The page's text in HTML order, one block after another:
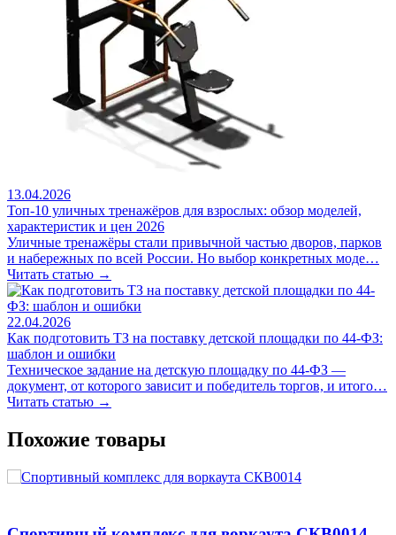
13.04.2026
Топ-10 уличных тренажёров для взрослых: обзор моделей,
характеристик и цен 2026
Уличные тренажёры стали привычной частью дворов, парков
и набережных по всей России. Но выбор конкретных моде…
Читать статью →
22.04.2026
Как подготовить ТЗ на поставку детской площадки по 44-ФЗ:
шаблон и ошибки
Техническое задание на детскую площадку по 44-ФЗ —
документ, от которого зависит и победитель торгов, и итого…
Читать статью →
Похожие товары